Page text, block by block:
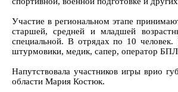
Участие в региональном этапе
старшей, средней и младшей
специальной. В отрядах по 10
штурмовики, медик, сапер, оператор
Напутствовала участников игры врио
области Мария Костюк.